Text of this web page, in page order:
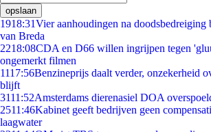
opslaan
1918:31Vier aanhoudingen na doodsbedreiging
van Breda
2218:08CDA en D66 willen ingrijpen tegen
ongemerkt filmen
1117:56Benzineprijs daalt verder, onzekerheid
blijft
3111:52Amsterdams dierenasiel DOA
2511:46Kabinet geeft bedrijven geen
laagwater